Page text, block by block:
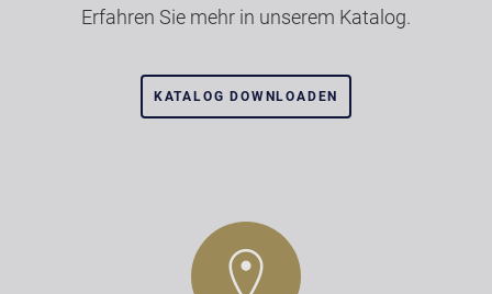
Erfahren Sie mehr in unserem Katalog.
KATALOG DOWNLOADEN